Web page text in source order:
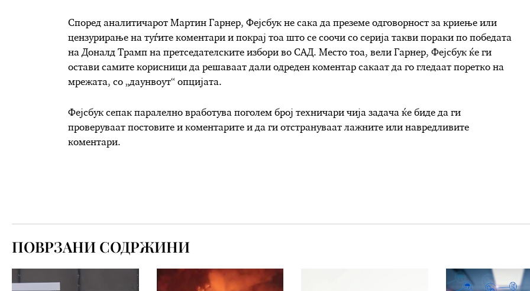
Според аналитичарот Мартин Гарнер, Фејсбук не сака да преземе одговорност за криење или
цензурирање на туѓите коментари и покрај тоа што се соочи со серија такви пораки по победата
на Доналд Трамп на претседателските избори во САД. Место тоа, вели Гарнер, Фејсбук ќе ги
остави самите корисници да решаваат дали одреден коментар сакаат да го гледаат поретко на
мрежата, со „даунвоут“ опцијата.
Фејсбук сепак паралелно вработува поголем број техничари чија задача ќе биде да ги
проверуваат постовите и коментарите и да ги отстрануваат лажните или навредливите
коментари.
ПОВРЗАНИ СОДРЖИНИ